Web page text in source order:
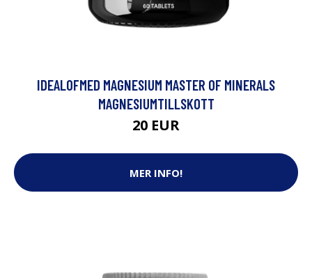
IDEALOFMED MAGNESIUM MASTER OF MINERALS
MAGNESIUMTILLSKOTT
20 EUR
MER INFO!